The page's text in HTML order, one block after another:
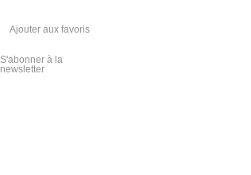
Ajouter aux favoris
S'abonner à la
newsletter